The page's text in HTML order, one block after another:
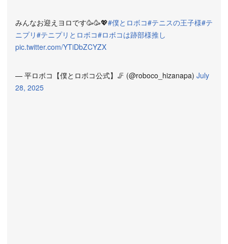
みんなお迎えヨロです🥳🥳💖#僕とロボコ#テニスの王子様#テ
ニプリ#テニプリとロボコ#ロボコは跡部様推し
pic.twitter.com/YTiDbZCYZX
— 平ロボコ【僕とロボコ公式】🦵 (@roboco_hizanapa) July
28, 2025